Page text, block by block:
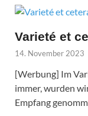
Varieté et
14. November 2023
[Werbung] Im
immer, wurden
Empfang